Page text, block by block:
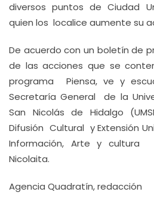
diversos puntos de Ciudad
quien los localice aumente su
De acuerdo con un boletín de
de las acciones que se
programa Piensa, ve y
Secretaría General de la
San Nicolás de Hidalgo
Difusión Cultural y Extensión
Información, Arte y
Nicolaita.
Agencia Quadratín, redacción